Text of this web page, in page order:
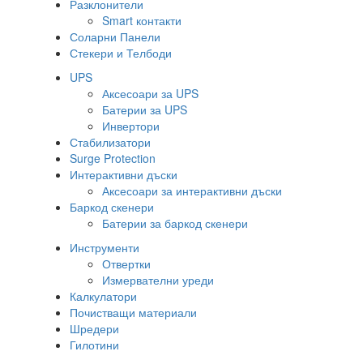
Разклонители
Smart контакти
Соларни Панели
Стекери и Телбоди
UPS
Аксесоари за UPS
Батерии за UPS
Инвертори
Стабилизатори
Surge Protection
Интерактивни дъски
Аксесоари за интерактивни дъски
Баркод скенери
Батерии за баркод скенери
Инструменти
Отвертки
Измервателни уреди
Калкулатори
Почистващи материали
Шредери
Гилотини